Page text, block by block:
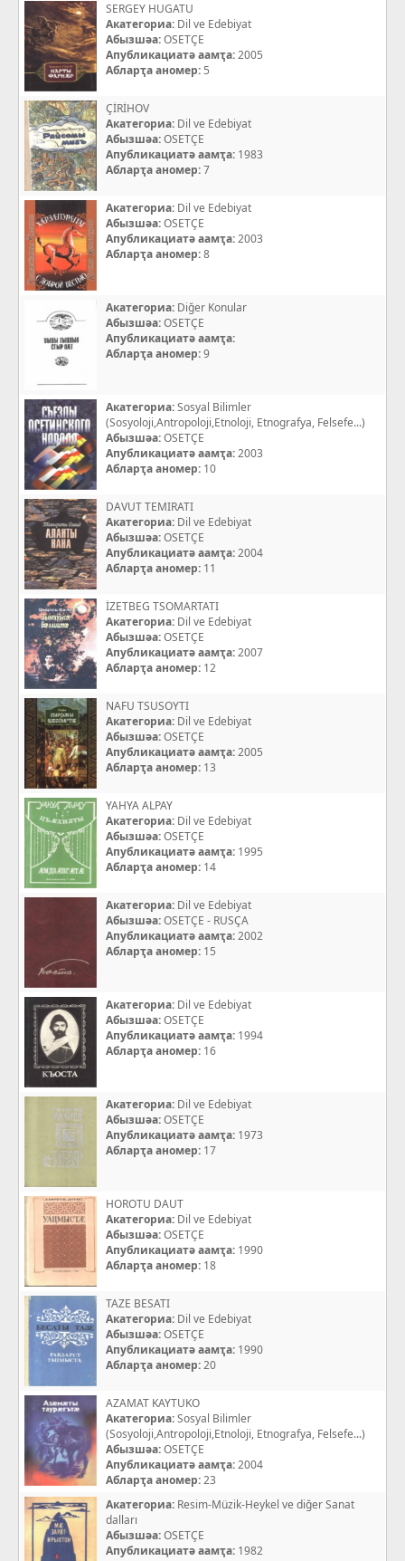
SERGEY HUGATU
Акатегориа: Dil ve Edebiyat
Абызшәа:OSETÇE
Апубликациатә аамҭа:2005
Абларҭа аномер: 5
ÇİRİHOV
Акатегориа: Dil ve Edebiyat
Абызшәа:OSETÇE
Апубликациатә аамҭа: 1983
Абларҭа аномер:7
Акатегориа: Dil ve Edebiyat
Абызшәа:OSETÇE
Апубликациатә аамҭа:2003
Абларҭа аномер:8
Акатегориа: Diğer Konular
Абызшәа:OSETÇE
Апубликациатә аамҭа:
Абларҭа аномер:9
Акатегориа:Sosyal Bilimler
(Sosyoloji,Antropoloji,Etnoloji, Etnografya, Felsefe...)
Абызшәа:OSETÇE
Апубликациатә аамҭа:2003
Абларҭа аномер: 10
DAVUT TEMIRATI
Акатегориа: Dil ve Edebiyat
Абызшәа:OSETÇE
Апубликациатә аамҭа:2004
Абларҭа аномер: 11
İZETBEG TSOMARTATI
Акатегориа: Dil ve Edebiyat
Абызшәа:OSETÇE
Апубликациатә аамҭа:2007
Абларҭа аномер: 12
NAFU TSUSOYTI
Акатегориа: Dil ve Edebiyat
Абызшәа:OSETÇE
Апубликациатә аамҭа:2005
Абларҭа аномер: 13
YAHYA ALPAY
Акатегориа: Dil ve Edebiyat
Абызшәа:OSETÇE
Апубликациатә аамҭа: 1995
Абларҭа аномер: 14
Акатегориа: Dil ve Edebiyat
Абызшәа:OSETÇE - RUSÇA
Апубликациатә аамҭа:2002
Абларҭа аномер: 15
Акатегориа: Dil ve Edebiyat
Абызшәа:OSETÇE
Апубликациатә аамҭа: 1994
Абларҭа аномер: 16
Акатегориа: Dil ve Edebiyat
Абызшәа:OSETÇE
Апубликациатә аамҭа: 1973
Абларҭа аномер: 17
HOROTU DAUT
Акатегориа: Dil ve Edebiyat
Абызшәа:OSETÇE
Апубликациатә аамҭа: 1990
Абларҭа аномер: 18
TAZE BESATI
Акатегориа: Dil ve Edebiyat
Абызшәа:OSETÇE
Апубликациатә аамҭа: 1990
Абларҭа аномер:20
AZAMAT KAYTUKO
Акатегориа:Sosyal Bilimler
(Sosyoloji,Antropoloji,Etnoloji, Etnografya, Felsefe...)
Абызшәа:OSETÇE
Апубликациатә аамҭа:2004
Абларҭа аномер:23
Акатегориа: Resim-Müzik-Heykel ve diğer Sanat
dalları
Абызшәа:OSETÇE
Апубликациатә аамҭа: 1982